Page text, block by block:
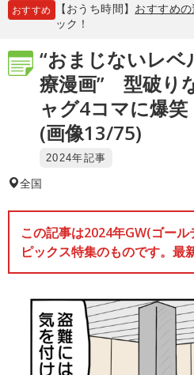
おすすめ 【おうち時間】 おすすめ
ック！
“おまじないレベ
療漫画” 型破り
ャグ4コマに爆笑
(画像13/75)
2024年記事
全国
この記事は2024年GW(ゴー
ピックス特集のものです。最